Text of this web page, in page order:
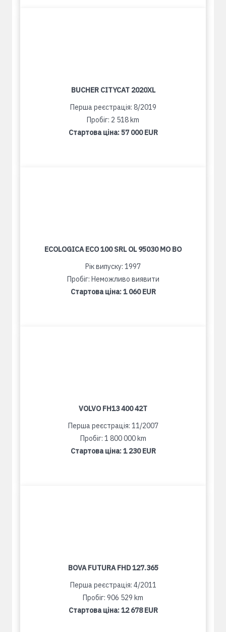
BUCHER CITYCAT 2020XL
Перша реєстрація: 8/2019
Пробіг: 2 518 km
Стартова ціна:57 000 EUR
ECOLOGICA ECO 100 SRL OL 95030 MO BO
Рік випуску: 1997
Пробіг: Неможливо виявити
Стартова ціна:1 060 EUR
VOLVO FH13 400 42T
Перша реєстрація: 11/2007
Пробіг: 1 800 000 km
Стартова ціна:1 230 EUR
BOVA FUTURA FHD 127.365
Перша реєстрація: 4/2011
Пробіг: 906 529 km
Стартова ціна:12 678 EUR